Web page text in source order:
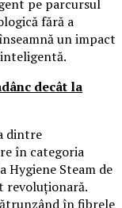
pe parcursul
fără a
un impact
inteligentă.
decât la
dintre
în categoria
Hygiene Steam de
revoluționară.
în fibrele